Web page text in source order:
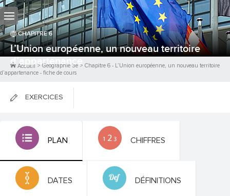
CHAPITRE6
L’Union européenne, un nouveau territoire
d’appartenance
Accueil > Géographie 3e > Chapitre 6 - L’Union européenne, un nouveau territoire
d’appartenance - fiche de cours
EXERCICES
FICHES DE COURS
PLAN CHIFFRES
DATES DÉFINITIONS